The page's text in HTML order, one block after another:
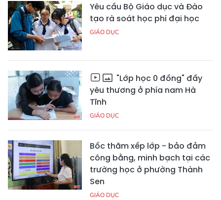
Yêu cầu Bộ Giáo dục và Đào
tạo rà soát học phí đại học
GIÁO DỤC
"Lớp học 0 đồng" đầy
yêu thương ở phía nam Hà
Tĩnh
GIÁO DỤC
Bốc thăm xếp lớp - bảo đảm
công bằng, minh bạch tại các
trường học ở phường Thành
Sen
GIÁO DỤC